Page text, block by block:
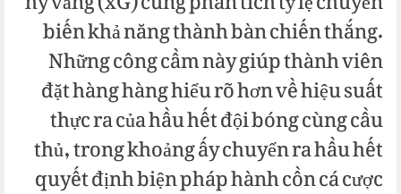
biến khả năng thành bàn chiến thắng.
Những công cầm này giúp thành viên
đặt hàng hàng hiểu rõ hơn về hiệu suất
thực ra của hầu hết đội bóng cùng cầu
thủ, trong khoảng ấy chuyển ra hầu hết
quyết định biện pháp hành cồn cá cược